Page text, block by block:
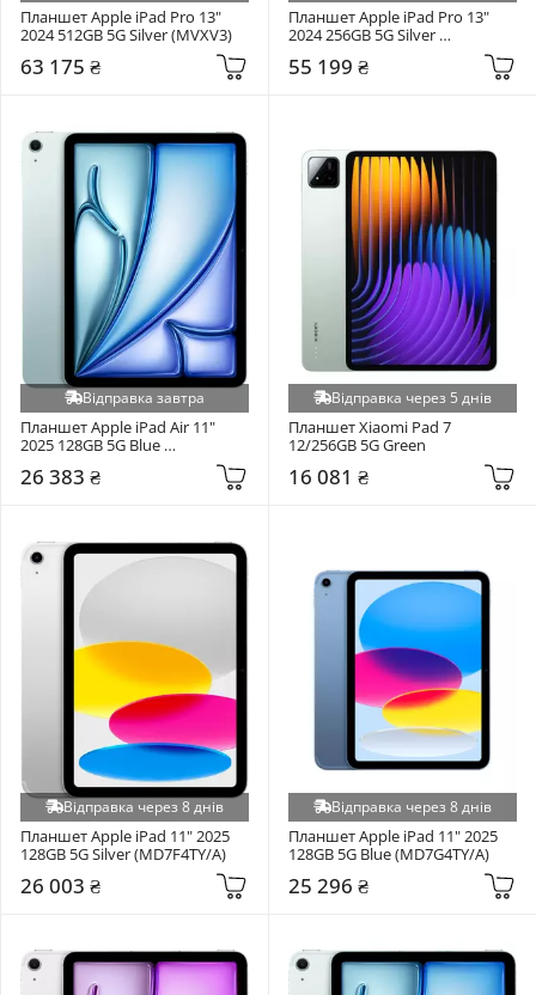
Планшет Apple iPad Pro 13"
2024 512GB 5G Silver (MVXV3)
63 175 ₴
Планшет Apple iPad Pro 13"
2024 256GB 5G Silver
55 199 ₴
Відправка завтра
Планшет Apple iPad Air 11"
2025 128GB 5G Blue
26 383 ₴
Відправка через 5 днів
Планшет Xiaomi Pad 7
12/256GB 5G Green
16 081 ₴
Відправка через 8 днів
Планшет Apple iPad 11" 2025
128GB 5G Silver (MD7F4TY/A)
26 003 ₴
Відправка через 8 днів
Планшет Apple iPad 11" 2025
128GB 5G Blue (MD7G4TY/A)
25 296 ₴